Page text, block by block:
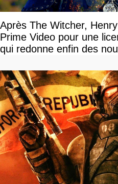
Après The Witcher,
Prime Video pour une
qui redonne enfin des